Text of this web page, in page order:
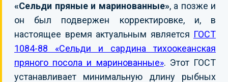
«Сельди пряные и маринованные», а позже и
он был подвержен корректировке, и, в
настоящее время актуальным является ГОСТ
1084-88 «Сельди и сардина тихоокеанская
пряного посола и маринованные». Этот ГОСТ
устанавливает минимальную длину рыбных